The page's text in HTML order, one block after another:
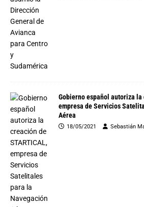
Gobierno español autoriza la
empresa de Servicios
Aérea
18/05/2021 Sebastián